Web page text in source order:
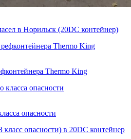
в Норильск (20DC контейнер)
Thermo King
опасности